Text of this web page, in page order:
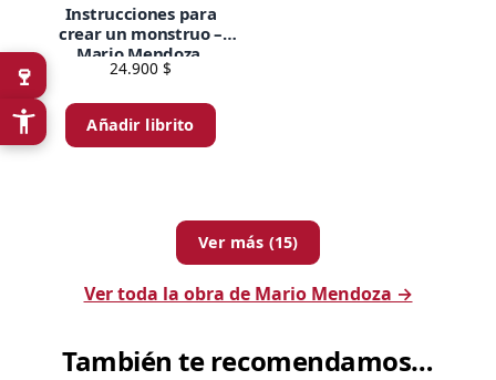
Instrucciones para
crear un monstruo –
Mario Mendoza.
24.900 $
Añadir librito
Ver más (15)
Ver toda la obra de Mario Mendoza →
También te recomendamos…
🍷